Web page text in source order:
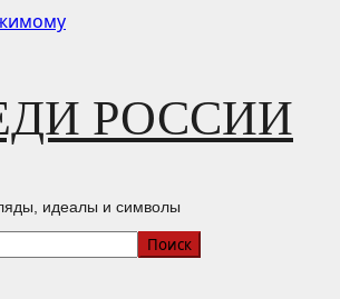
РОССИИ
идеалы и символы